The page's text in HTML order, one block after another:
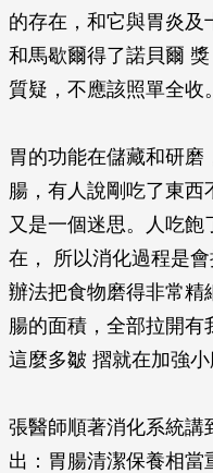
的存在，和它與胃炎及
和馬歇爾得了諾貝爾
質疑，不應該照單全收。
胃的功能在儲藏和研
腸，有人說剛吃了東西
又是一個迷思。人吃
在， 所以消化過程是
辦法把食物磨得非常精
腸的面積，全部拉開有
這麼多皺 摺就在加強小
張醫師順著消化系統講
出：胃腸清潔保養相